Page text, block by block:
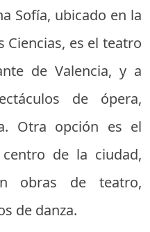
Sofía, ubicado en la
Ciencias, es el teatro
de Valencia, y a
de ópera,
Otra opción es el
de la ciudad,
obras de teatro,
de danza.